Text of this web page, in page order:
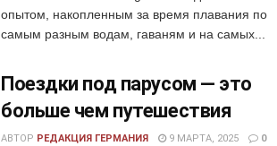
опытом, накопленным за время плавания по
самым разным водам, гаваням и на самых...
Поездки под парусом — это
больше чем путешествия
АВТОР РЕДАКЦИЯ ГЕРМАНИЯ 9 МАРТА, 2025 0